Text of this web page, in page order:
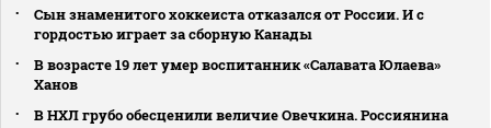
Сын знаменитого хоккеиста отказался от России. И с
гордостью играет за сборную Канады
В возрасте 19 лет умер воспитанник «Салавата Юлаева»
Ханов
В НХЛ грубо обесценили величие Овечкина. Россиянина